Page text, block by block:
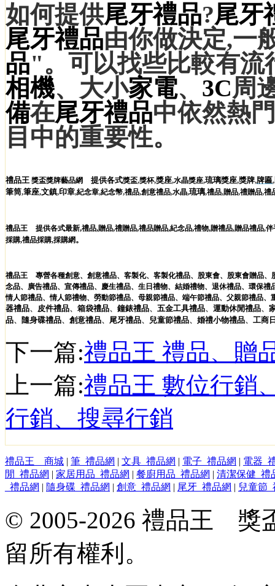
如何提供尾牙禮品?尾牙
尾牙禮品由你做決定,一
品"。可以找些比較有流
相機、大小家電、 3C周
備在尾牙禮品中依然熱
目中的重要性。
禮品王 獎盃獎牌藝品網 提供各式獎盃,獎杯,獎座,水晶獎座,琉璃獎座,獎牌,牌匾,
筆筒,筆座,文鎮,印章,紀念章,紀念幣,禮品,創意禮品,水晶,琉璃,禮品,贈品,禮贈品,禮
禮品王 提供各式最新,禮品,贈品,禮贈品,禮品贈品,紀念品,禮物,贈禮品,贈品禮品,伴
採購,禮品採購,採購網。
禮品王 專營各種創意、 創意禮品、 客製化、 客製化禮品、 股東會、 股東會贈品、
念品、 廣告禮品、 宣傳禮品、 慶生禮品、 生日禮物、 結婚禮物、 退休禮品、 環保禮
情人節禮品、情人節禮物、 勞動節禮品、 母親節禮品、 端午節禮品、 父親節禮品、
器禮品、 皮件禮品、 箱袋禮品、 鐘錶禮品、 五金工具禮品、 運動休閒禮品、
品、 隨身碟禮品、 創意禮品、 尾牙禮品、 兒童節禮品、 婚禮小物禮品、 工商
下一篇:禮品王 禮品、贈
上一篇:禮品王 數位行銷
行銷、搜尋行銷
禮品王 商城 | 筆_禮品網 | 文具_禮品網 | 電子_禮品網 | 電器_
閒_禮品網 | 家居用品_禮品網 | 餐廚用品_禮品網 | 清潔保健_禮
_禮品網 | 隨身碟_禮品網 | 創意_禮品網 | 尾牙_禮品網 | 兒童節
© 2005-2026 禮品王 獎
留所有權利。